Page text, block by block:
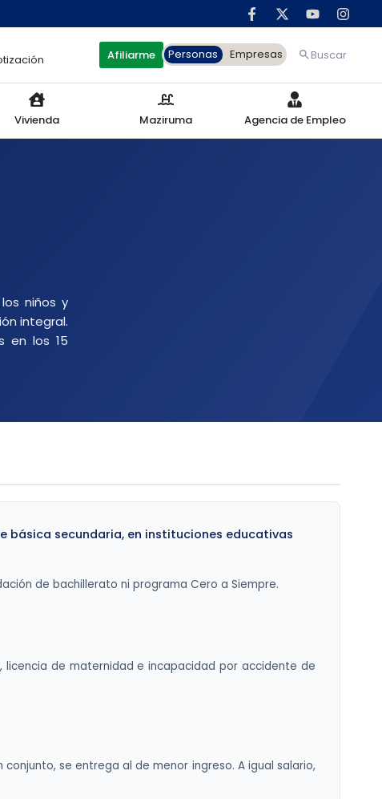
Afiliarme Personas Empresas Buscar
Vivienda Maziruma Agencia de Empleo
niños y
integral.
en los 15
secundaria, en instituciones educativas
de bachillerato ni programa Cero a Siempre.
de maternidad e incapacidad por accidente de
se entrega al de menor ingreso. A igual salario,